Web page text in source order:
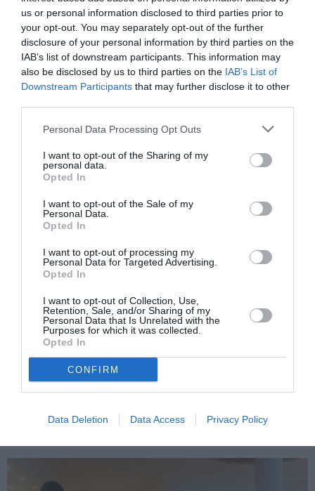
us or personal information disclosed to third parties prior to
your opt-out. You may separately opt-out of the further
disclosure of your personal information by third parties on the
IAB’s list of downstream participants. This information may
also be disclosed by us to third parties on the IAB’s List of
Downstream Participants that may further disclose it to other
Personal Data Processing Opt Outs
I want to opt-out of the Sharing of my
personal data.
Opted In
I want to opt-out of the Sale of my
Personal Data.
Opted In
I want to opt-out of processing my
Personal Data for Targeted Advertising.
Opted In
I want to opt-out of Collection, Use,
Retention, Sale, and/or Sharing of my
Personal Data that Is Unrelated with the
Purposes for which it was collected.
Opted In
CONFIRM
Data Deletion Data Access Privacy Policy
See Articolul anterior
Echinocţiul de primăvară/ Azi începe
primăvara
reînviat pe bani europeni
ASEMENEA
Concursul Miss Badante 2026: informații
despre înscrieri și participare